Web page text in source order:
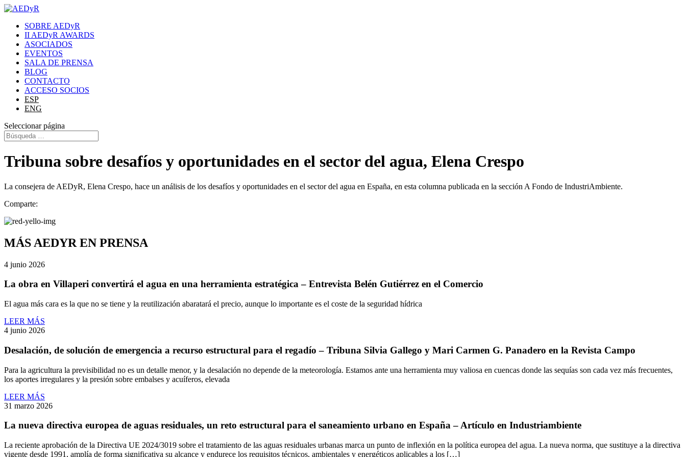
SOBRE AEDyR
II AEDyR AWARDS
ASOCIADOS
EVENTOS
SALA DE PRENSA
BLOG
CONTACTO
ACCESO SOCIOS
ESP
ENG
Seleccionar página
Tribuna sobre desafíos y oportunidades en el sector del agua, Elena Crespo
La consejera de AEDyR, Elena Crespo, hace un análisis de los desafíos y oportunidades en el sector del agua en España, en esta columna publicada en la sección A Fondo de IndustriAmbiente.
Comparte:
MÁS AEDYR EN PRENSA
4 junio 2026
La obra en Villaperi convertirá el agua en una herramienta estratégica – Entrevista Belén Gutiérrez en el Comercio
El agua más cara es la que no se tiene y la reutilización abaratará el precio, aunque lo importante es el coste de la seguridad hídrica
LEER MÁS
4 junio 2026
Desalación, de solución de emergencia a recurso estructural para el regadío – Tribuna Silvia Gallego y Mari Carmen G. Panadero en la Revista Campo
Para la agricultura la previsibilidad no es un detalle menor, y la desalación no depende de la meteorología. Estamos ante una herramienta muy valiosa en cuencas donde las sequías son cada vez más frecuentes,
los aportes irregulares y la presión sobre embalses y acuíferos, elevada
LEER MÁS
31 marzo 2026
La nueva directiva europea de aguas residuales, un reto estructural para el saneamiento urbano en España – Artículo en Industriambiente
La reciente aprobación de la Directiva UE 2024/3019 sobre el tratamiento de las aguas residuales urbanas marca un punto de inflexión en la política europea del agua. La nueva norma, que sustituye a la directiva
vigente desde 1991, amplía de forma significativa su alcance y endurece los requisitos técnicos, ambientales y energéticos aplicables a los […]